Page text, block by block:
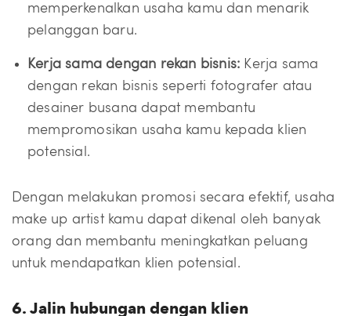
memperkenalkan usaha kamu dan menarik
pelanggan baru.
Kerja sama dengan rekan bisnis: Kerja sama
dengan rekan bisnis seperti fotografer atau
desainer busana dapat membantu
mempromosikan usaha kamu kepada klien
potensial.
Dengan melakukan promosi secara efektif, usaha
make up artist kamu dapat dikenal oleh banyak
orang dan membantu meningkatkan peluang
untuk mendapatkan klien potensial.
6. Jalin hubungan dengan klien